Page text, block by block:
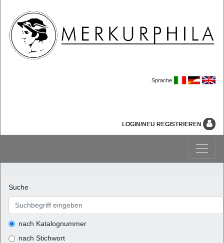
Sprache
LOGIN/NEU REGISTRIEREN
Suche
nach Katalognummer
nach Stichwort